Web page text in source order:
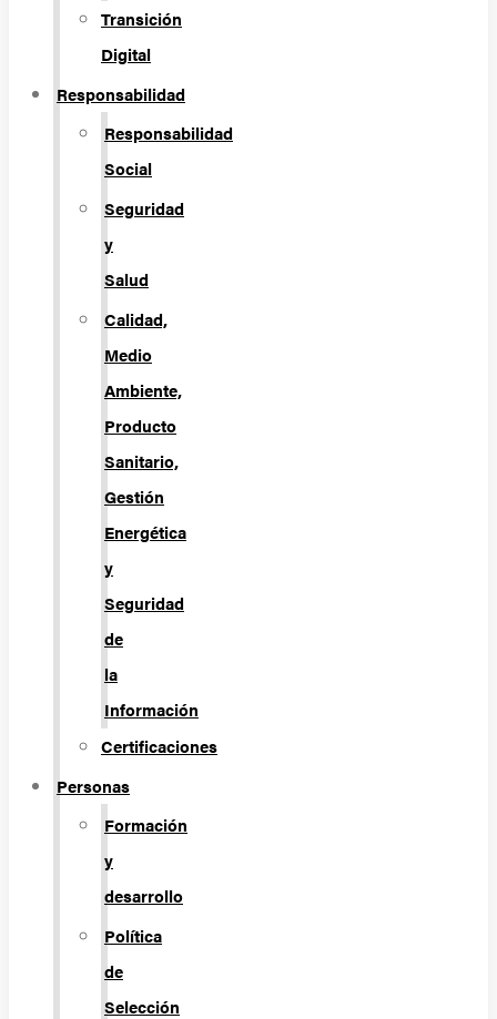
Transición
Digital
Responsabilidad
Responsabilidad
Social
Seguridad
y
Salud
Calidad,
Medio
Ambiente,
Producto
Sanitario,
Gestión
Energética
y
Seguridad
de
la
Información
Certificaciones
Personas
Formación
y
desarrollo
Política
de
Selección